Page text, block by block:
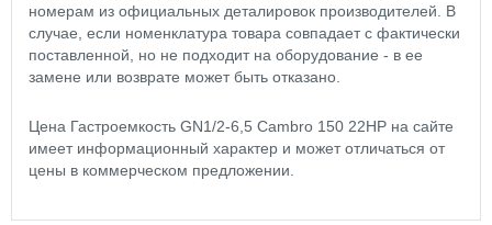
номерам из официальных деталировок производителей. В
случае, если номенклатура товара совпадает с фактически
поставленной, но не подходит на оборудование - в ее
замене или возврате может быть отказано.
Цена Гастроемкость GN1/2-6,5 Cambro 150 22HP на сайте
имеет информационный характер и может отличаться от
цены в коммерческом предложении.